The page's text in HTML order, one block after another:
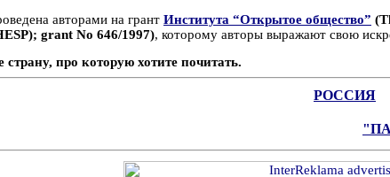
авторами на грант Института “Открытое общество”
grant No 646/1997), которому авторы выражают свою
страну, про которую хотите почитать.
РОССИЯ